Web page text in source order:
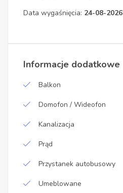
Data wygaśnięcia: 24-08-2026
Informacje dodatkowe
Balkon
Domofon / Wideofon
Kanalizacja
Prąd
Przystanek autobusowy
Umeblowane